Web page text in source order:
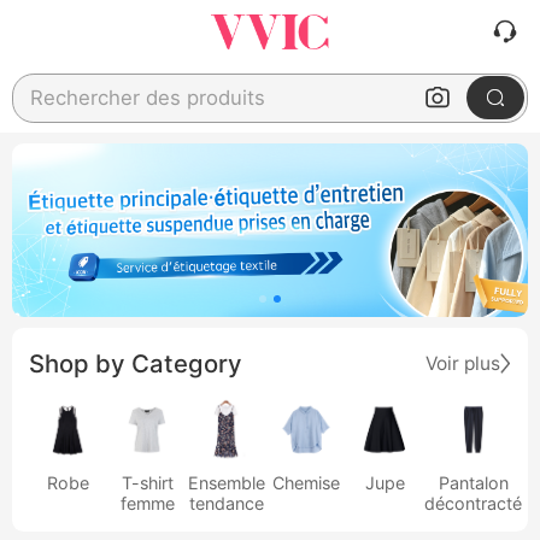
Rechercher des produits
Shop by Category Voir plus
Robe
T-shirt
femme
Ensemble
tendance
Chemise Jupe
Pantalon
décontracté